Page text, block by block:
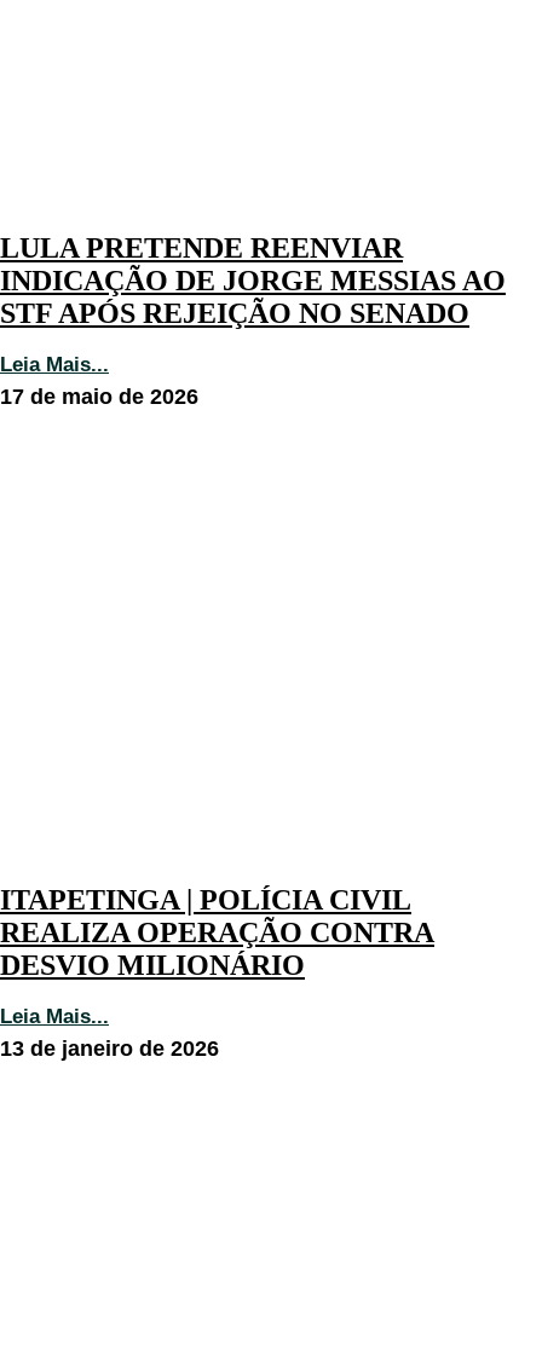
LULA PRETENDE REENVIAR
INDICAÇÃO DE JORGE MESSIAS AO
STF APÓS REJEIÇÃO NO SENADO
Leia Mais...
17 de maio de 2026
ITAPETINGA | POLÍCIA CIVIL
REALIZA OPERAÇÃO CONTRA
DESVIO MILIONÁRIO
Leia Mais...
13 de janeiro de 2026